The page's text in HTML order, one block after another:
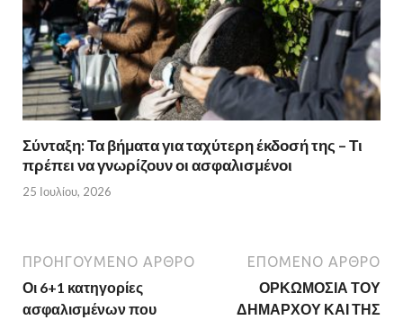
Σύνταξη: Τα βήματα για ταχύτερη έκδοσή της – Τι
πρέπει να γνωρίζουν οι ασφαλισμένοι
25 Ιουλίου, 2026
ΠΡΟΗΓΟΎΜΕΝΟ ΆΡΘΡΟ
Οι 6+1 κατηγορίες
ασφαλισμένων που
ΕΠΌΜΕΝΟ ΆΡΘΡΟ
ΟΡΚΩΜΟΣΙΑ ΤΟΥ
ΔΗΜΑΡΧΟΥ ΚΑΙ ΤΗΣ